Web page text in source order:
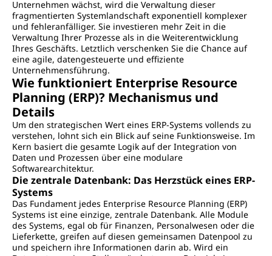
Unternehmen wächst, wird die Verwaltung dieser
fragmentierten Systemlandschaft exponentiell komplexer
und fehleranfälliger. Sie investieren mehr Zeit in die
Verwaltung Ihrer Prozesse als in die Weiterentwicklung
Ihres Geschäfts. Letztlich verschenken Sie die Chance auf
eine agile, datengesteuerte und effiziente
Unternehmensführung.
Wie funktioniert Enterprise Resource
Planning (ERP)? Mechanismus und
Details
Um den strategischen Wert eines ERP-Systems vollends zu
verstehen, lohnt sich ein Blick auf seine Funktionsweise. Im
Kern basiert die gesamte Logik auf der Integration von
Daten und Prozessen über eine modulare
Softwarearchitektur.
Die zentrale Datenbank: Das Herzstück eines ERP-
Systems
Das Fundament jedes Enterprise Resource Planning (ERP)
Systems ist eine einzige, zentrale Datenbank. Alle Module
des Systems, egal ob für Finanzen, Personalwesen oder die
Lieferkette, greifen auf diesen gemeinsamen Datenpool zu
und speichern ihre Informationen darin ab. Wird ein